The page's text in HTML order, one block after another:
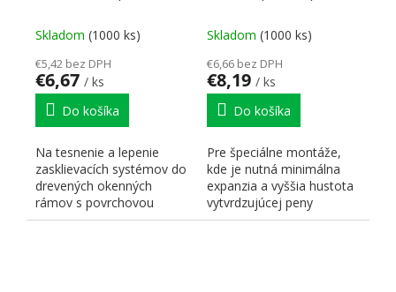
Skladom (1000 ks)
€5,42 bez DPH
€6,67 / ks
Do košíka
Na tesnenie a lepenie
zasklievacích systémov do
drevených okenných
rámov s povrchovou
úpravou vykonanou
Skladom (1000 ks)
€6,66 bez DPH
€8,19 / ks
Do košíka
Pre špeciálne montáže,
kde je nutná minimálna
expanzia a vyššia hustota
vytvrdzujúcej peny
(obložkové zárubne,...